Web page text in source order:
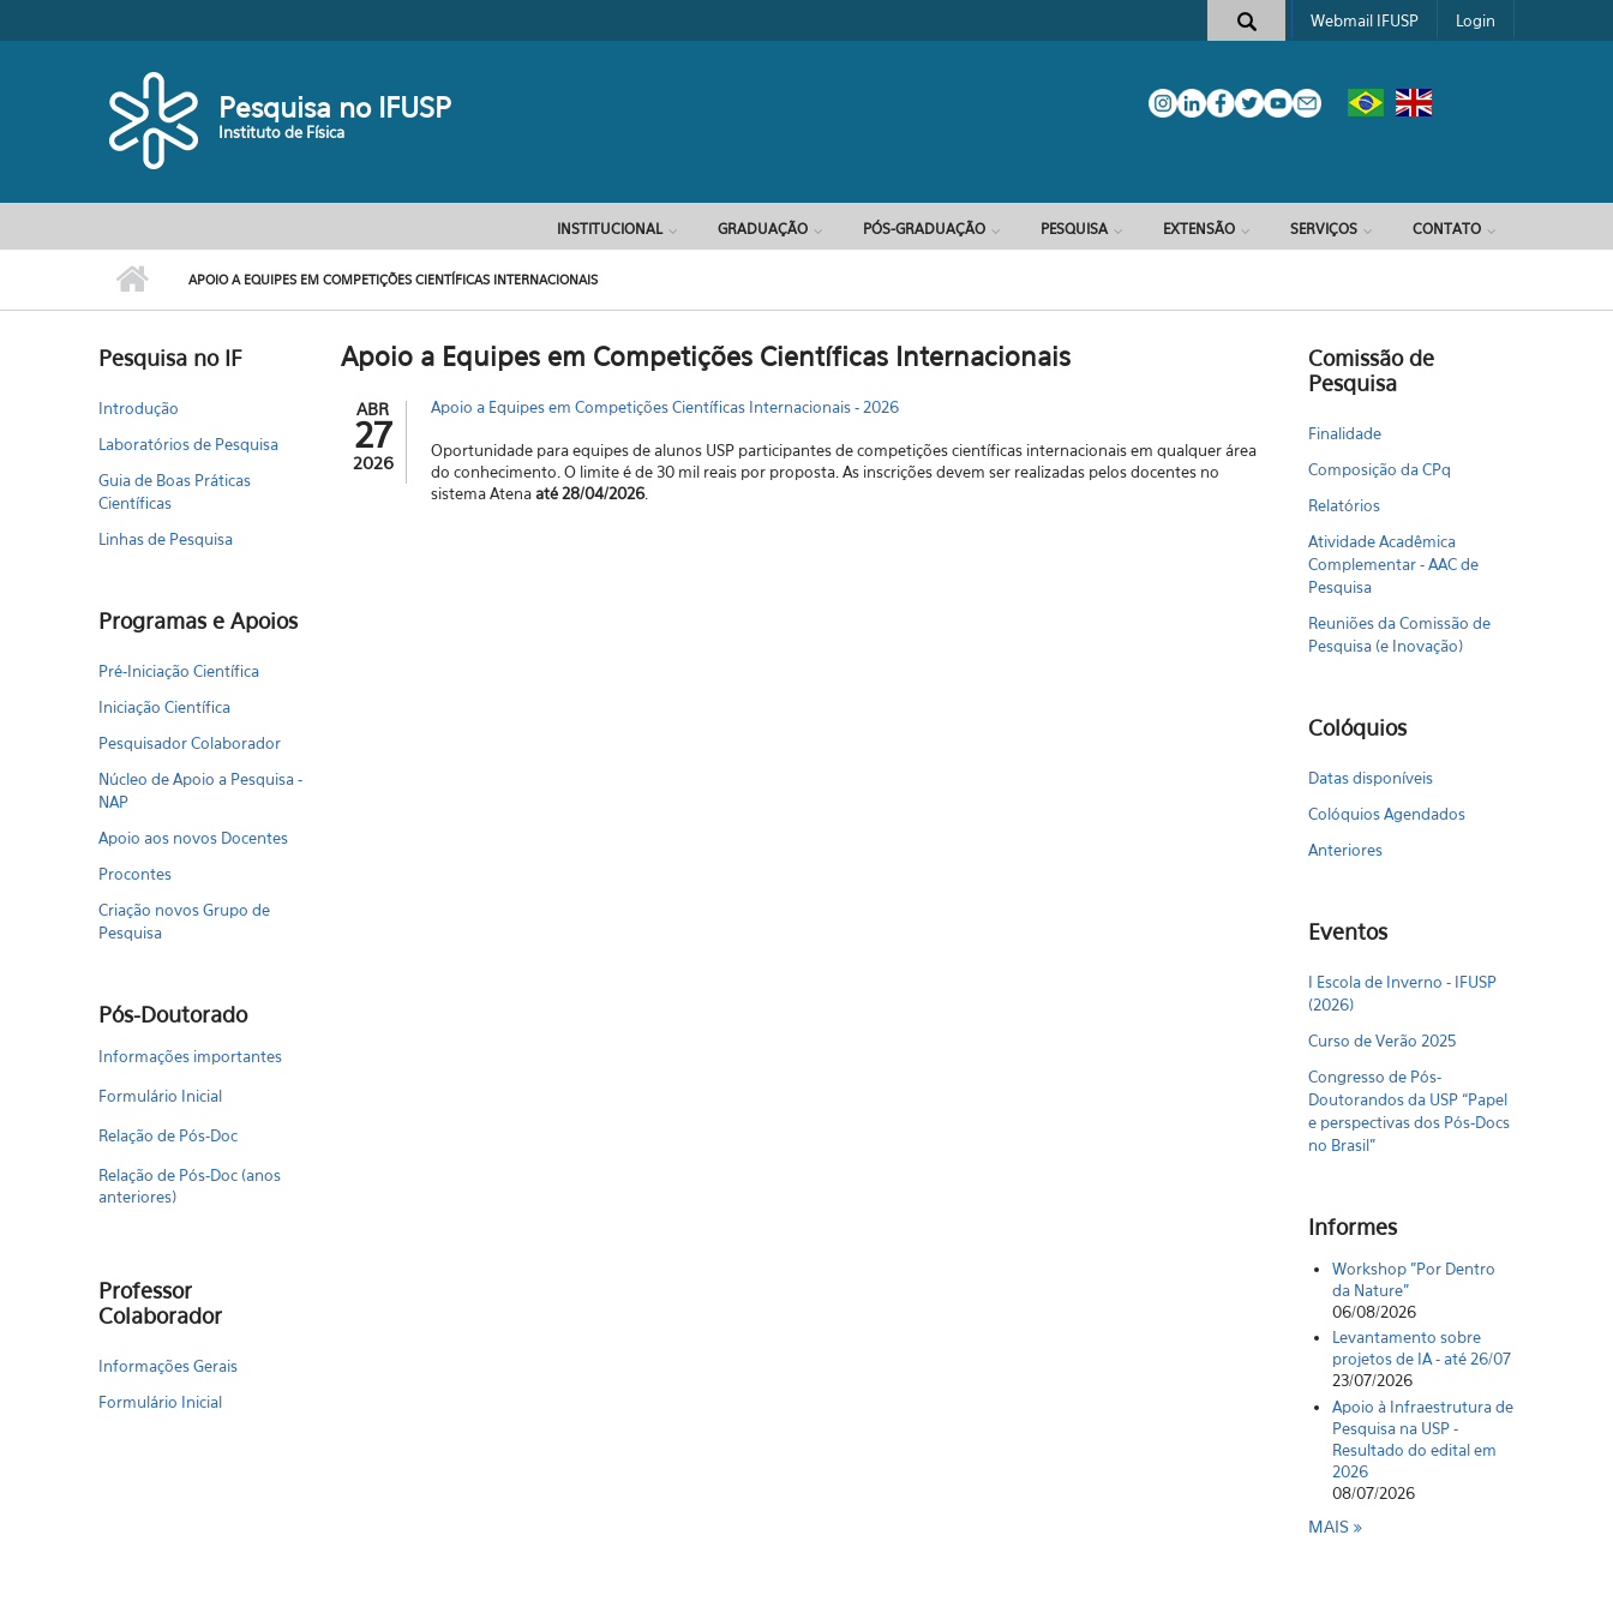
Formulário de busca
Webmail IFUSP Login
Pesquisa no IFUSP
Instituto de Física
INSTITUCIONAL GRADUAÇÃO PÓS-GRADUAÇÃO PESQUISA EXTENSÃO SERVIÇOS CONTATO
APOIO A EQUIPES EM COMPETIÇÕES CIENTÍFICAS INTERNACIONAIS
Pesquisa no IF
Introdução
Laboratórios de Pesquisa
Guia de Boas Práticas
Científicas
Linhas de Pesquisa
Programas e Apoios
Pré-Iniciação Científica
Iniciação Científica
Pesquisador Colaborador
Núcleo de Apoio a Pesquisa -
NAP
Apoio aos novos Docentes
Procontes
Criação novos Grupo de
Pesquisa
Pós-Doutorado
Informações importantes
Formulário Inicial
Relação de Pós-Doc
Relação de Pós-Doc (anos
anteriores)
Professor
Colaborador
Informações Gerais
Formulário Inicial
Apoio a Equipes em Competições Científicas Internacionais
ABR
27
2026
Apoio a Equipes em Competições Científicas Internacionais - 2026
Oportunidade para equipes de alunos USP participantes de competições científicas internacionais em qualquer área
do conhecimento. O limite é de 30 mil reais por proposta. As inscrições devem ser realizadas pelos docentes no
sistema Atenaaté 28/04/2026.
Comissão de
Pesquisa
Finalidade
Composição da CPq
Relatórios
Atividade Acadêmica
Complementar - AAC de
Pesquisa
Reuniões da Comissão de
Pesquisa (e Inovação)
Colóquios
Datas disponíveis
Colóquios Agendados
Anteriores
Eventos
I Escola de Inverno - IFUSP
(2026)
Curso de Verão 2025
Congresso de Pós-
Doutorandos da USP “Papel
e perspectivas dos Pós-Docs
no Brasil"
Informes
Workshop "Por Dentro
da Nature"
06/08/2026
Levantamento sobre
projetos de IA - até 26/07
23/07/2026
Apoio à Infraestrutura de
Pesquisa na USP -
Resultado do edital em
2026
08/07/2026
MAIS